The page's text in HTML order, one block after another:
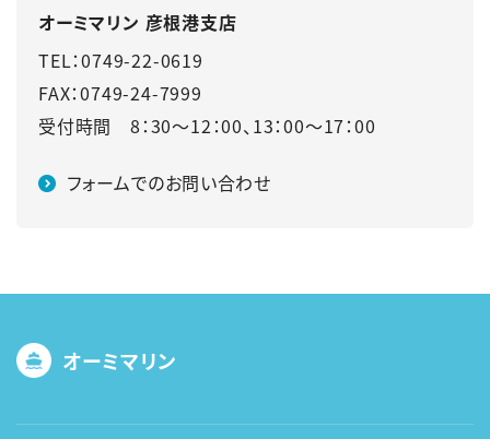
オーミマリン 彦根港支店
TEL：0749-22-0619
FAX：0749-24-7999
受付時間 8：30～12：00、13：00～17：00
フォームでのお問い合わせ
オーミマリン